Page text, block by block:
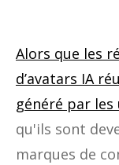
Alors que les
d’avatars IA
généré par
qu'ils sont
marques de